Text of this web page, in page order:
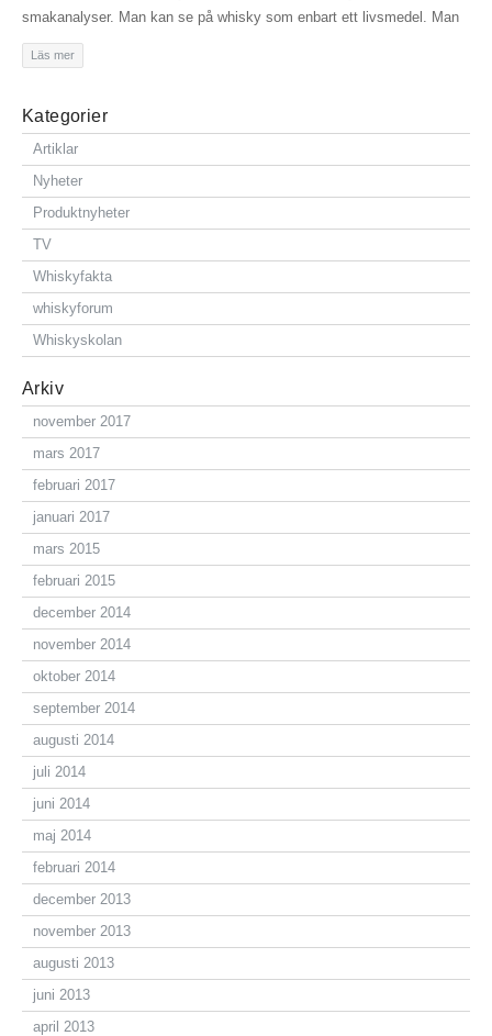
smakanalyser. Man kan se på whisky som enbart ett livsmedel. Man
Läs mer
Kategorier
Artiklar
Nyheter
Produktnyheter
TV
Whiskyfakta
whiskyforum
Whiskyskolan
Arkiv
november 2017
mars 2017
februari 2017
januari 2017
mars 2015
februari 2015
december 2014
november 2014
oktober 2014
september 2014
augusti 2014
juli 2014
juni 2014
maj 2014
februari 2014
december 2013
november 2013
augusti 2013
juni 2013
april 2013